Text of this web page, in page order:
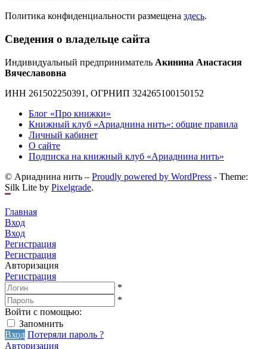
Политика конфиденциальности размещена здесь.
Сведения о владельце сайта
Индивидуальный предприниматель Акинина Анастасия
Вячеславовна
ИНН 261502250391, ОГРНИП 324265100150152
Блог «Про книжки»
Книжный клуб «Ариаднина нить»: общие правила
Личный кабинет
О сайте
Подписка на книжный клуб «Ариаднина нить»
© Ариаднина нить – Proudly powered by WordPress - Theme:
Silk Lite by Pixelgrade.
Главная
Вход
Вход
Регистрация
Регистрация
Авторизация
Регистрация
*
*
Войти с помощью:
Запомнить
Вход Потеряли пароль ?
Авторизация